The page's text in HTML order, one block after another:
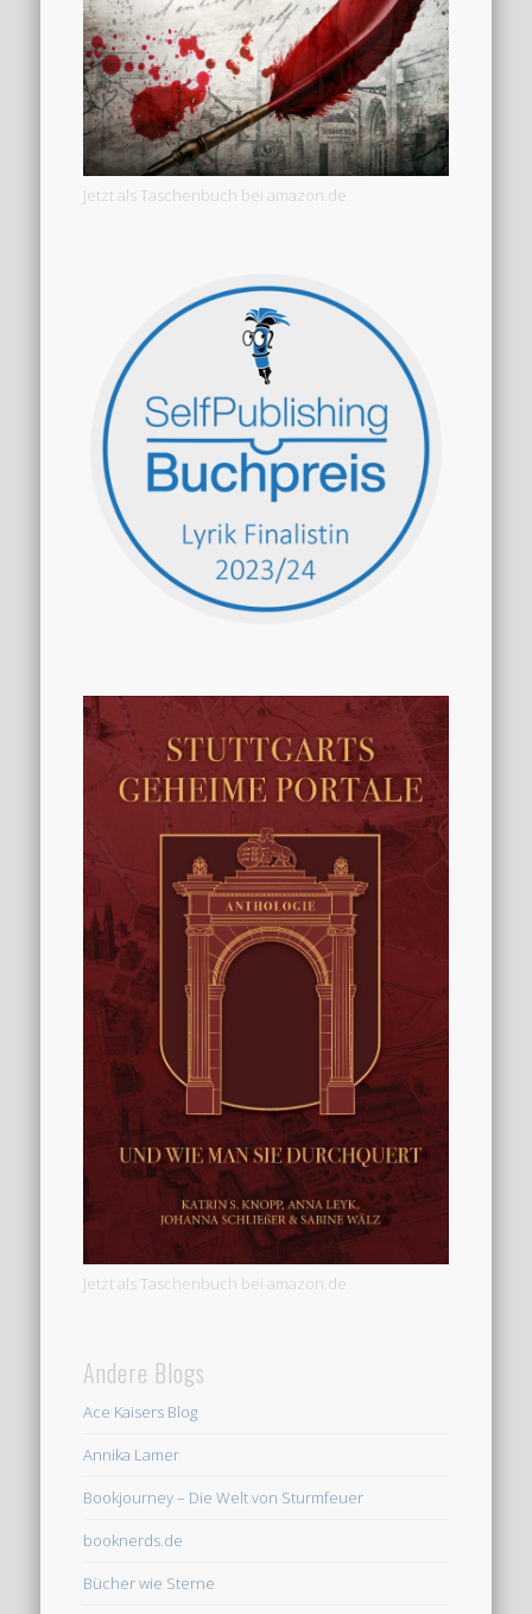
Jetzt als Taschenbuch bei amazon.de
Jetzt als Taschenbuch bei amazon.de
Andere Blogs
Ace Kaisers Blog
Annika Lamer
Bookjourney – Die Welt von Sturmfeuer
booknerds.de
Bücher wie Sterne